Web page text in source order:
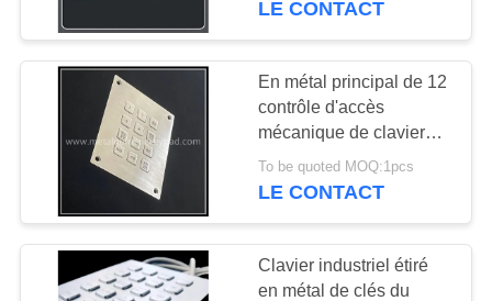
LE CONTACT
En métal principal de 12
contrôle d'accès
mécanique de clavier
atmosphères pour
l'équipement de service
To be quoted MOQ:1pcs
LE CONTACT
Clavier industriel étiré
en métal de clés du